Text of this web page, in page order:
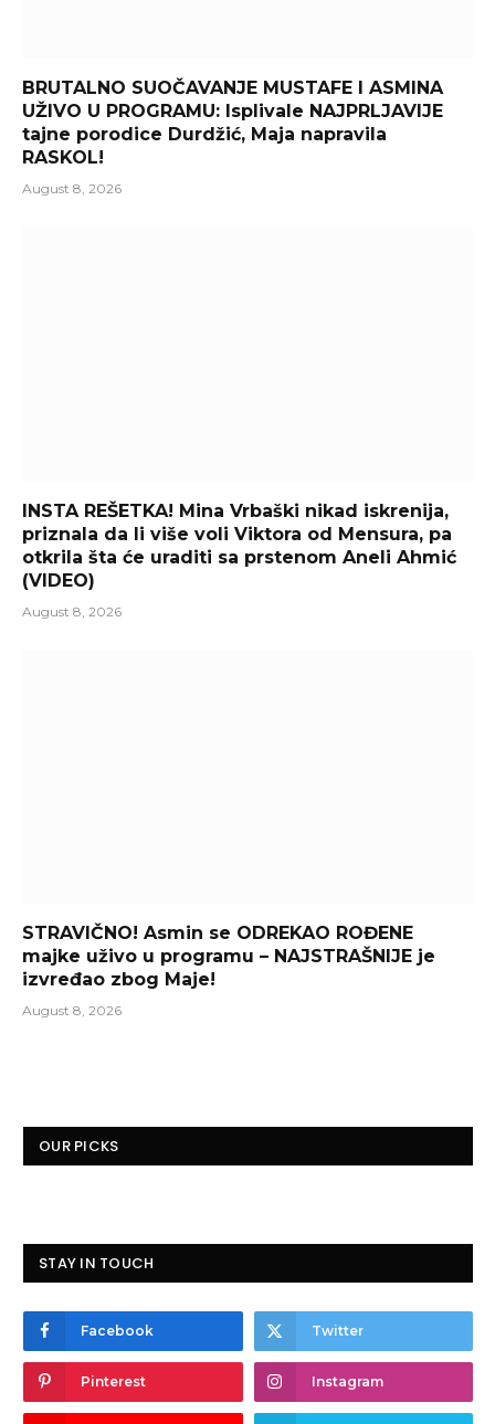
BRUTALNO SUOČAVANJE MUSTAFE I ASMINA
UŽIVO U PROGRAMU: Isplivale NAJPRLJAVIJE
tajne porodice Durdžić, Maja napravila
RASKOL!
August 8, 2026
INSTA REŠETKA! Mina Vrbaški nikad iskrenija,
priznala da li više voli Viktora od Mensura, pa
otkrila šta će uraditi sa prstenom Aneli Ahmić
(VIDEO)
August 8, 2026
STRAVIČNO! Asmin se ODREKAO ROĐENE
majke uživo u programu – NAJSTRAŠNIJE je
izvređao zbog Maje!
August 8, 2026
OUR PICKS
STAY IN TOUCH
Facebook Twitter
Pinterest Instagram